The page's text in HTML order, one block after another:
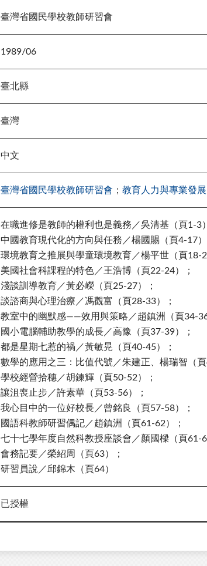
臺灣省國民學校教師研習會
1989/06
臺北縣
臺灣
中文
臺灣省國民學校教師研習會 ； 教育人力與專業發展
在職進修是教師的權利也是義務／吳清基（頁1-3
中國教育現代化的方向與任務／楊國賜（頁4-17）
環境教育之推展與學童環境教育／楊平世（頁18-
美國社會科課程的特色／王浩博（頁22-24）；
淺談訓導教育／黃必嶸（頁25-27）；
談諮商與心理治療／馮觀富（頁28-33）；
教室中的幽默感——效用與策略／趙鎮洲（頁34-36
國小電腦輔助教學的成長／高豫（頁37-39）；
都是星期七惹的禍／黃敏晃（頁40-45）；
數學的應用之三：比值代號／朱建正、楊瑞智（頁
學校經營拾穗／胡鍊輝（頁50-52）；
讓沮喪止步／許素華（頁53-56）；
我心目中的一位好校長／曾銘良（頁57-58）；
國語科教師研習偶記／趙鎮洲（頁61-62）；
七十七學年度自然科教授座談會／顏國樑（頁61-
會務記要／榮紹周（頁63）；
研習員說／邱錦木（頁64）
已授權